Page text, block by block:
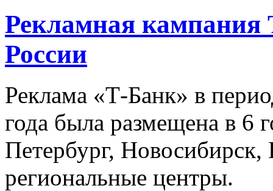
Рекламная кампания
России
Реклама «Т-Банк» в
года была размещена в 6
Петербург,
региональные центры.